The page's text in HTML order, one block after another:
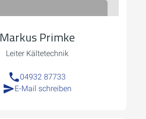
Markus Primke
Leiter Kältetechnik
04932 87733
E-Mail schreiben